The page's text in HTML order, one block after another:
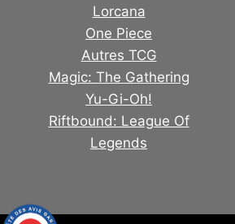
Lorcana
One Piece
Autres TCG
Magic: The Gathering
Yu-Gi-Oh!
Riftbound: League Of
Legends